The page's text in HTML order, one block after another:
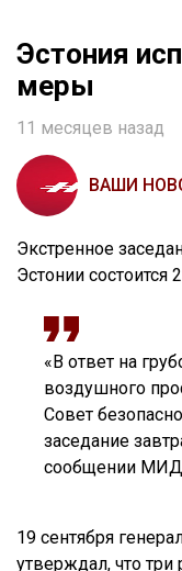
Эстония
меры
11 месяцев назад
ВАШИ
Экстренное
Эстонии состоится
«В ответ на
воздушного
Совет
заседание
сообщении МИД
19 сентября
утверждал, что три